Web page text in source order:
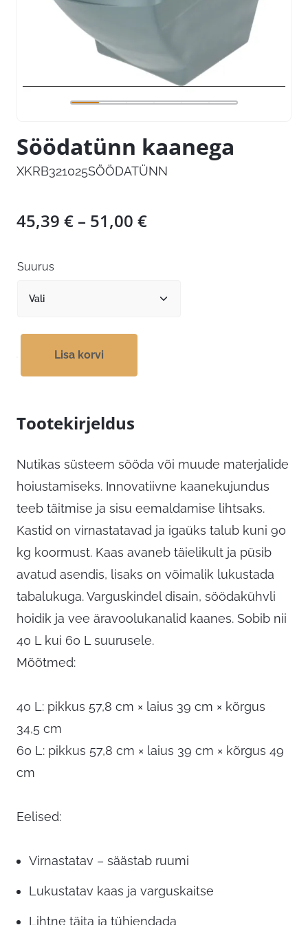
Söödatünn kaanega
XKRB321025SÖÖDATÜNN
45,39 € – 51,00 €Hinnavahemik:
Suurus
Lisa korvi
Tootekirjeldus
Nutikas süsteem sööda või muude materjalide
hoiustamiseks. Innovatiivne kaanekujundus
teeb täitmise ja sisu eemaldamise lihtsaks.
Kastid on virnastatavad ja igaüks talub kuni 90
kg koormust. Kaas avaneb täielikult ja püsib
avatud asendis, lisaks on võimalik lukustada
tabalukuga. Varguskindel disain, söödakühvli
hoidik ja vee äravoolukanalid kaanes. Sobib nii
40 L kui 60 L suurusele.
Mõõtmed:
40 L: pikkus 57,8 cm × laius 39 cm × kõrgus
34,5 cm
60 L: pikkus 57,8 cm × laius 39 cm × kõrgus 49
cm
Eelised:
Virnastatav – säästab ruumi
Lukustatav kaas ja varguskaitse
Lihtne täita ja tühjendada